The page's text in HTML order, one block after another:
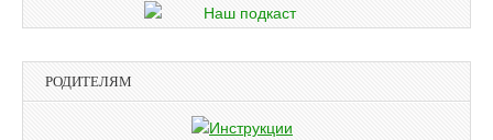
РОДИТЕЛЯМ